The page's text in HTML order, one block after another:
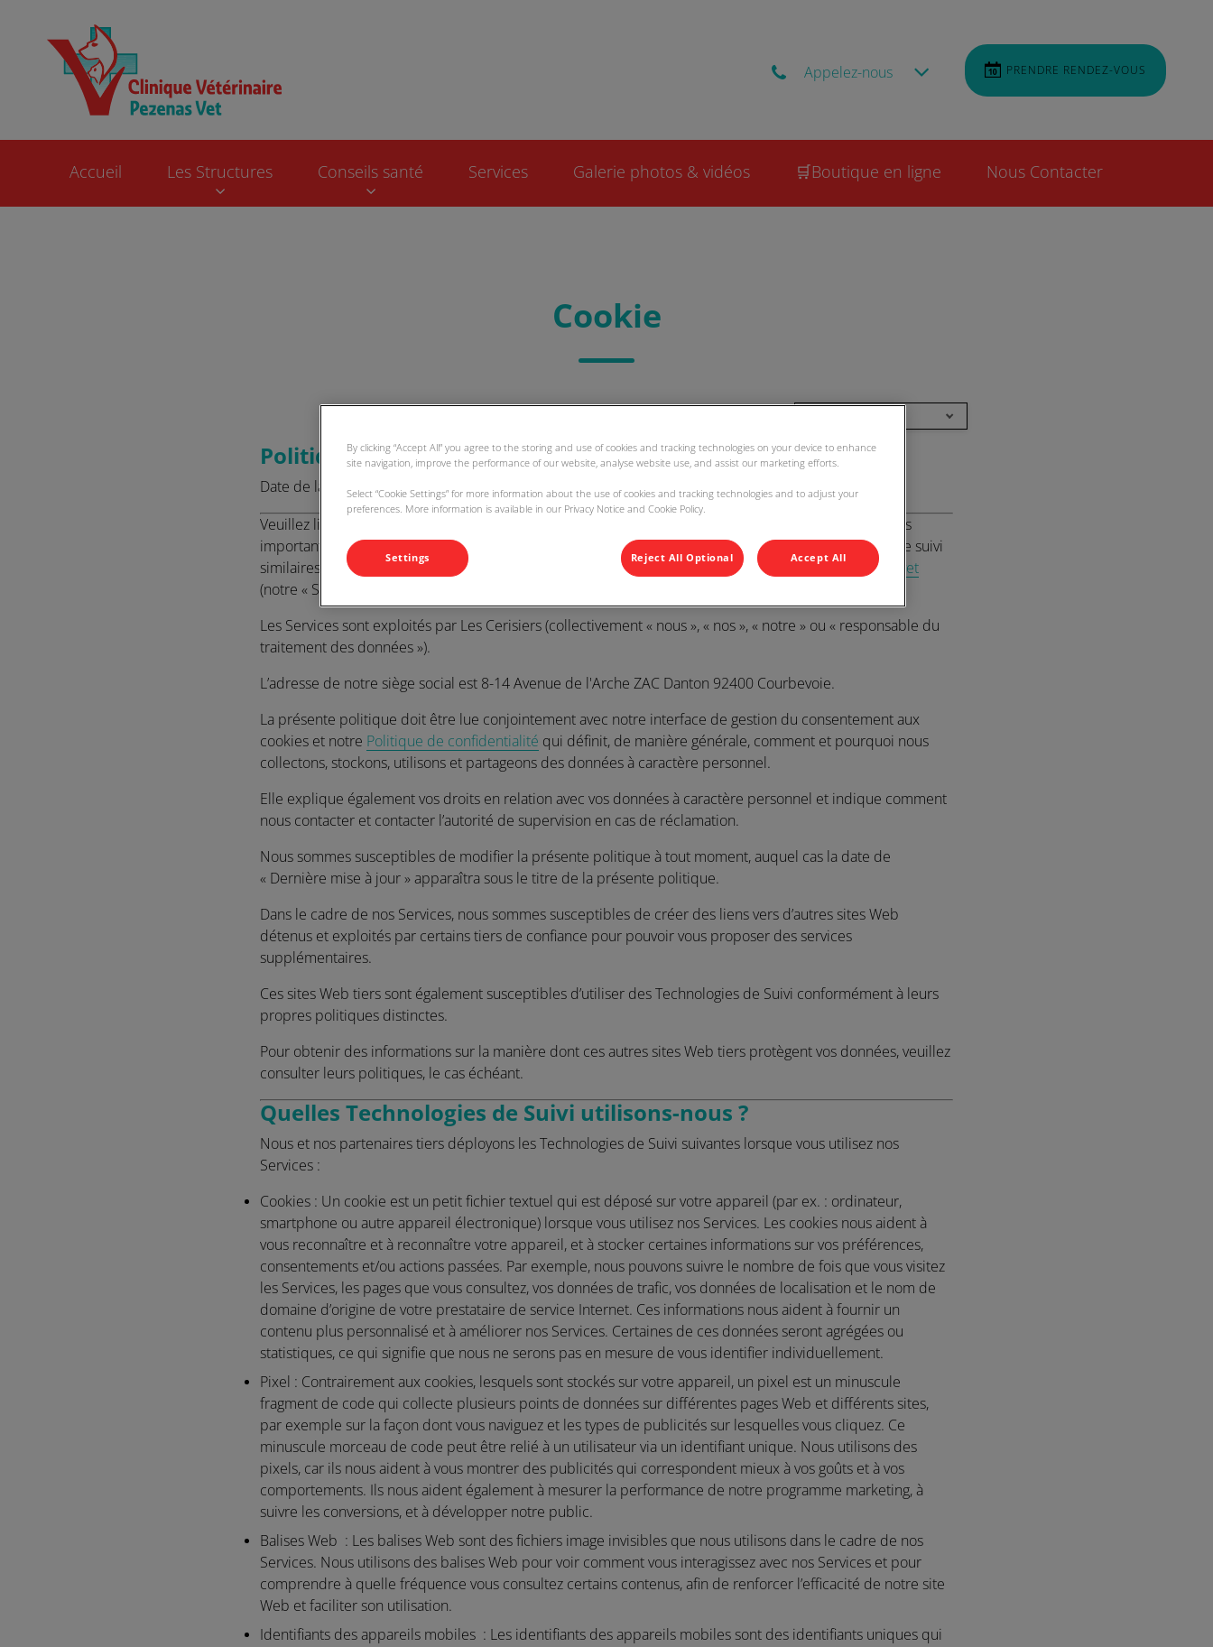
Appelez-nous PRENDRE RENDEZ-VOUS
Accueil Les Structures Conseils santé Services Galerie photos & vidéos 🛒Boutique en ligne Nous Contacter
Cookie
Politique relative aux cookies
Date de la dernière mise à jour : 01 Septembre 2025
Veuillez lire attentivement la présente Politique relative aux cookies, car elle contient des informations
importantes on sur la manière dont nous, et certains tiers, utilisons des cookies et des technologies de suivi
similaires (telles que des pixels) (collectivement, les «
Technologies de Suivi ») sur
www.lescerisiers.vet
(notre « Site Web ») et nos services (collectivement, les «
Les Services sont exploités par Les Cerisiers (collectivement « nous », « nos », « notre » ou « responsable du
traitement des données »).
L’adresse de notre siège social est 8-14 Avenue de l'Arche ZAC Danton 92400 Courbevoie.
La présente politique doit être lue conjointement avec notre interface de gestion du consentement aux
cookies et notre Politique de confidentialité qui définit, de manière générale, comment et pourquoi nous
collectons, stockons, utilisons et partageons des données à caractère personnel.
Elle explique également vos droits en relation avec vos données à caractère personnel et indique comment
nous contacter et contacter l’autorité de supervision en cas de réclamation.
Nous sommes susceptibles de modifier la présente politique à tout moment, auquel cas la date de
« Dernière mise à jour » apparaîtra sous le titre de la présente politique.
Dans le cadre de nos Services, nous sommes susceptibles de créer des liens vers d’autres sites Web
détenus et exploités par certains tiers de confiance pour pouvoir vous proposer des services
supplémentaires.
Ces sites Web tiers sont également susceptibles d’utiliser des Technologies de Suivi conformément à leurs
propres politiques distinctes.
Pour obtenir des informations sur la manière dont ces autres sites Web tiers protègent vos données, veuillez
consulter leurs politiques, le cas échéant.
Quelles Technologies de Suivi utilisons-nous ?
Nous et nos partenaires tiers déployons les Technologies de Suivi suivantes lorsque vous utilisez nos
Services :
Cookies : Un cookie est un petit fichier textuel qui est déposé sur votre appareil (par ex. : ordinateur,
smartphone ou autre appareil électronique) lorsque vous utilisez nos Services. Les cookies nous aident à
vous reconnaître et à reconnaître votre appareil, et à stocker certaines informations sur vos préférences,
consentements et/ou actions passées. Par exemple, nous pouvons suivre le nombre de fois que vous visitez
les Services, les pages que vous consultez, vos données de trafic, vos données de localisation et le nom de
domaine d’origine de votre prestataire de service Internet. Ces informations nous aident à fournir un
contenu plus personnalisé et à améliorer nos Services. Certaines de ces données seront agrégées ou
statistiques, ce qui signifie que nous ne serons pas en mesure de vous identifier individuellement.
Pixel : Contrairement aux cookies, lesquels sont stockés sur votre appareil, un pixel est un minuscule
fragment de code qui collecte plusieurs points de données sur différentes pages Web et différents sites,
par exemple sur la façon dont vous naviguez et les types de publicités sur lesquelles vous cliquez. Ce
minuscule morceau de code peut être relié à un utilisateur via un identifiant unique. Nous utilisons des
pixels, car ils nous aident à vous montrer des publicités qui correspondent mieux à vos goûts et à vos
comportements. Ils nous aident également à mesurer la performance de notre programme marketing, à
suivre les conversions, et à développer notre public.
Balises Web : Les balises Web sont des fichiers image invisibles que nous utilisons dans le cadre de nos
Services. Nous utilisons des balises Web pour voir comment vous interagissez avec nos Services et pour
comprendre à quelle fréquence vous consultez certains contenus, afin de renforcer l’efficacité de notre site
Web et faciliter son utilisation.
Identifiants des appareils mobiles : Les identifiants des appareils mobiles sont des identifiants uniques qui
By clicking “Accept All” you agree to the storing and use of cookies and tracking technologies on your device to enhance
site navigation, improve the performance of our website, analyse website use, and assist our marketing efforts.
Select “Cookie Settings” for more information about the use of cookies and tracking technologies and to adjust your
preferences. More information is available in our Privacy Notice and Cookie Policy.
Settings Reject All Optional Accept All